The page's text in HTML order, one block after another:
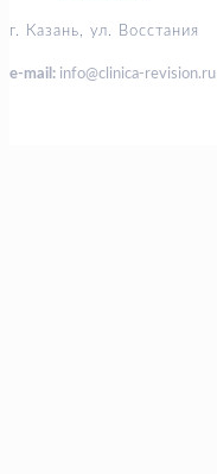
г. Казань, ул. Восстания
e-mail: info@clinica-revision.ru